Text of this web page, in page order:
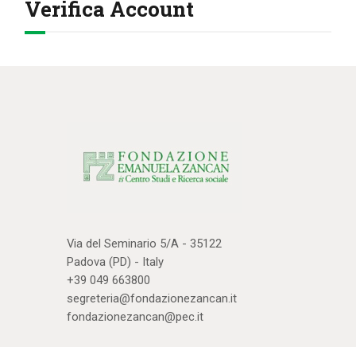
IL MIO ACCOUNT
Verifica Account
Via del Seminario 5/A - 35122
Padova (PD) - Italy
+39 049 663800
segreteria@fondazionezancan.it
fondazionezancan@pec.it